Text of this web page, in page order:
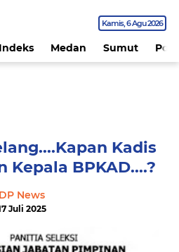
Kamis 6 Agu 2026
Indeks Medan Sumut
Kadis
Kepala BPKAD....?
DP News
Juli 2025